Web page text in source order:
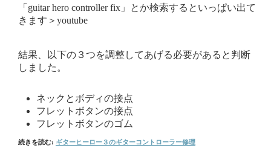
「guitar hero controller fix」とか検索するといっぱい出て
きます＞youtube
結果、以下の３つを調整してあげる必要があると判断
しました。
ネックとボディの接点
フレットボタンの接点
フレットボタンのゴム
続きを読む: ギターヒーロー３のギターコントローラー修理